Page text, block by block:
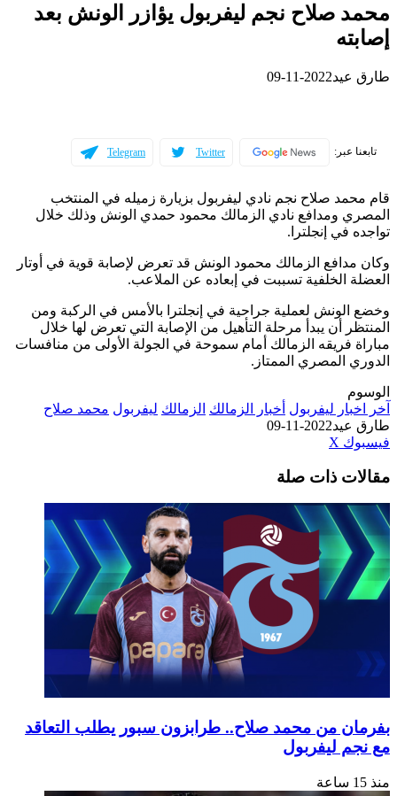
محمد صلاح نجم ليفربول يؤازر الونش بعد
إصابته
طارق عيد2022-11-09
تابعنا عبر: Twitter
Telegram
قام محمد صلاح نجم نادي ليفربول بزيارة زميله في المنتخب
المصري ومدافع نادي الزمالك محمود حمدي الونش وذلك خلال
تواجده في إنجلترا.
وكان مدافع الزمالك محمود الونش قد تعرض لإصابة قوية في أوتار
العضلة الخلفية تسببت في إبعاده عن الملاعب.
وخضع الونش لعملية جراحية في إنجلترا بالأمس في الركبة ومن
المنتظر أن يبدأ مرحلة التأهيل من الإصابة التي تعرض لها خلال
مباراة فريقه الزمالك أمام سموحة في الجولة الأولى من منافسات
الدوري المصري الممتاز.
الوسوم
آخر اخبار ليفربول أخبار الزمالك الزمالك ليفربول محمد صلاح
طارق عيد2022-11-09
فيسبوك ‫X
البريد
مقالات ذات صلة
بفرمان من محمد صلاح.. طرابزون سبور يطلب التعاقد
مع نجم ليفربول
منذ 15 ساعة